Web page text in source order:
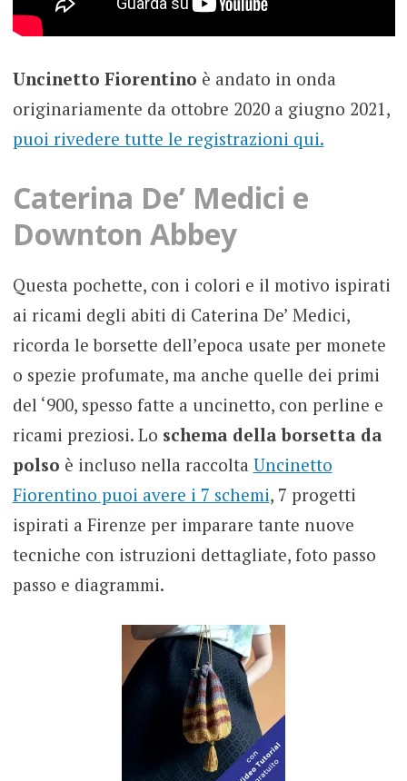
Uncinetto Fiorentino è andato in onda
originariamente da ottobre 2020 a giugno 2021,
puoi rivedere tutte le registrazioni qui.
Caterina De’ Medici e
Downton Abbey
Questa pochette, con i colori e il motivo ispirati
ai ricami degli abiti di Caterina De’ Medici,
ricorda le borsette dell’epoca usate per monete
o spezie profumate, ma anche quelle dei primi
del ‘900, spesso fatte a uncinetto, con perline e
ricami preziosi. Lo schema della borsetta da
polso è incluso nella raccolta Uncinetto
Fiorentino puoi avere i 7 schemi, 7 progetti
ispirati a Firenze per imparare tante nuove
tecniche con istruzioni dettagliate, foto passo
passo e diagrammi.